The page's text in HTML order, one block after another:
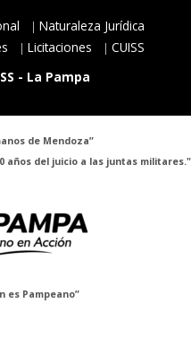
Naturaleza Jurídica
Licitaciones
CUISS
- La Pampa
de Mendoza”
años del juicio a las juntas militares."
es Pampeano”